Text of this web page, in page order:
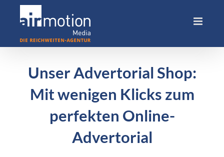
Unser Advertorial Shop:
Mit wenigen Klicks zum
perfekten Online-
Advertorial